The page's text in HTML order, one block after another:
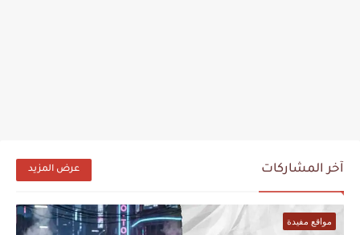
آخر المشاركات عرض المزيد
مواقع مفيدة